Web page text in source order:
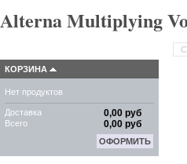
Alterna Multiplying
КОРЗИНА
Нет продуктов
Доставка 0,00 руб
Всего 0,00 руб
ОФОРМИТЬ